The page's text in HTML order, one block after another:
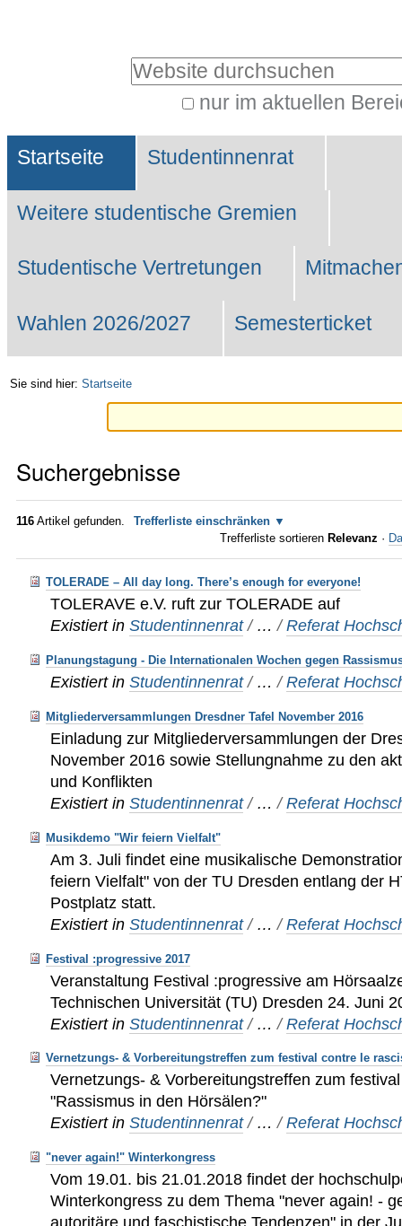
Website durchsuchen
nur im aktuellen
Suche…
Sektionen
Startseite Studentinnenrat
Weitere studentische Gremien
Studentische Vertretungen
Wahlen 2026/2027 Semesterticket
Sie sind hier: Startseite
Suchergebnisse
116 Artikel gefunden.
Trefferliste einschränken
Trefferliste sortieren Relevanz ·
TOLERADE – All day long. There’s enough for everyone!
TOLERAVE e.V. ruft zur TOLERADE auf
Existiert in Studentinnenrat / …/Referat
Planungstagung - Die Internationalen Wochen gegen
Existiert in Studentinnenrat / …/Referat
Mitgliederversammlungen Dresdner Tafel November 2016
Einladung zur Mitgliederversammlungen der
November 2016 sowie Stellungnahme zu den
und Konflikten
Existiert in Studentinnenrat / …/Referat
Musikdemo "Wir feiern Vielfalt"
Am 3. Juli findet eine musikalische
feiern Vielfalt" von der TU Dresden entlang der
Postplatz statt.
Existiert in Studentinnenrat / …/Referat
Festival :progressive 2017
Veranstaltung Festival :progressive am
Technischen Universität (TU) Dresden 24. Juni
Existiert in Studentinnenrat / …/Referat
Vernetzungs- & Vorbereitungstreffen zum festival contre le
Vernetzungs- & Vorbereitungstreffen zum
"Rassismus in den Hörsälen?"
Existiert in Studentinnenrat / …/Referat
"never again!" Winterkongress
Vom 19.01. bis 21.01.2018 findet der
Winterkongress zu dem Thema "never again! -